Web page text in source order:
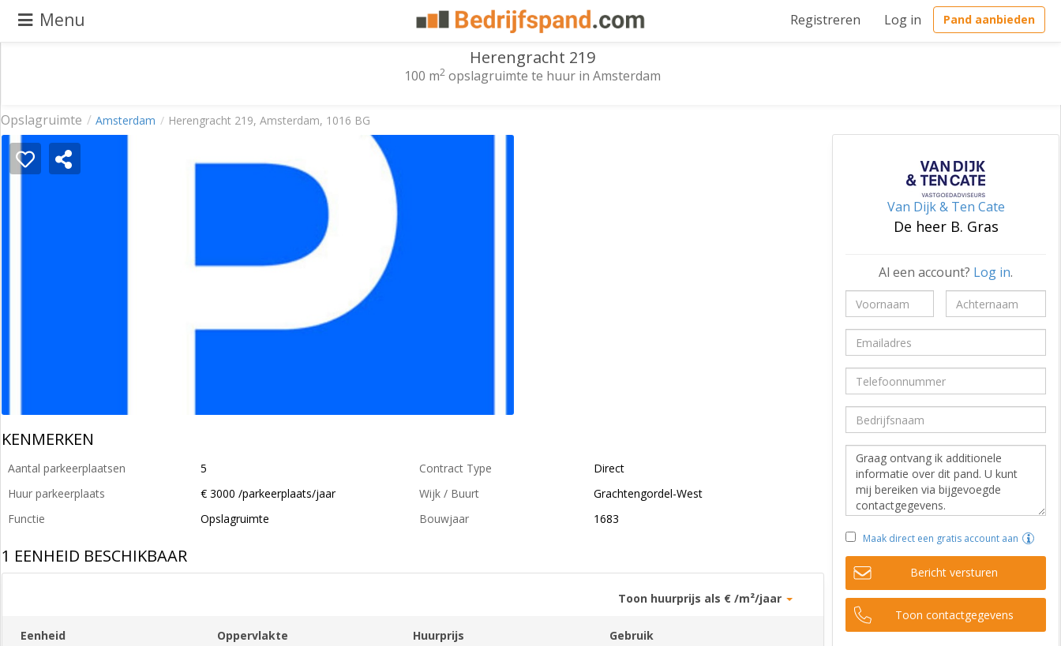
Menu Registreren Log in Pand aanbieden
aanbieden
Pand
zoeken
Waarom
Opslagruimte Amsterdam Herengracht 219, Amsterdam, 1016 BG
Herengracht 219
100 m2opslagruimte te huur in Amsterdam
KENMERKEN
Aantal parkeerplaatsen
5
Huur parkeerplaats
€ 3000 /parkeerplaats/jaar
Functie
Opslagruimte
Contract Type
Direct
Wijk / Buurt
Grachtengordel-West
Bouwjaar
1683
1 EENHEID BESCHIKBAAR
Toon huurprijs als € /m²/jaar
Eenheid Oppervlakte Huurprijs Gebruik
Van Dijk & Ten Cate
De heer B. Gras
Al een account? Log in.
Maak direct een gratis account aan
Bericht versturen
Toon contactgegevens